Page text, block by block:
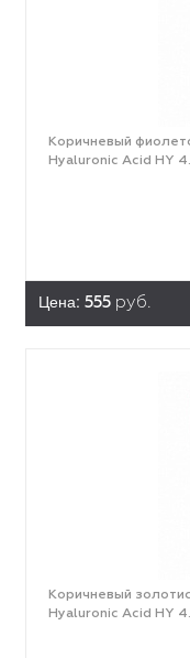
Коричневый
Hyaluronic Acid HY
Цена: 555 руб.
Коричневый
Hyaluronic Acid HY